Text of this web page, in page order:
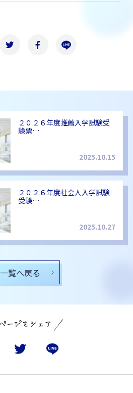
２０２６年度推薦入学試験受
験票…
2025.10.15
一覧へ戻る
２０２６年度社会人入学試験
受験…
2025.10.27